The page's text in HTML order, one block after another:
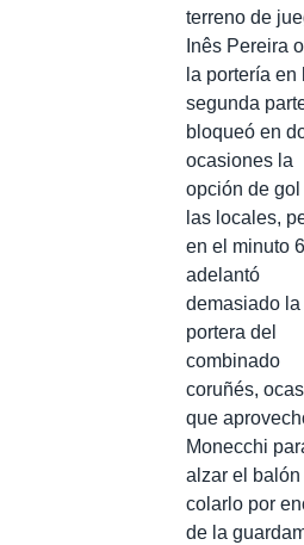
terreno de
Inês Pereira
la portería en
segunda
bloqueó en
ocasiones la
opción de gol
las locales,
en el minuto
adelantó
demasiado la
portera del
combinado
coruñés,
que
Monecchi
alzar el balón
colarlo por
de la